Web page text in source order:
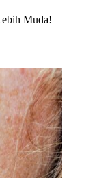
Muda!